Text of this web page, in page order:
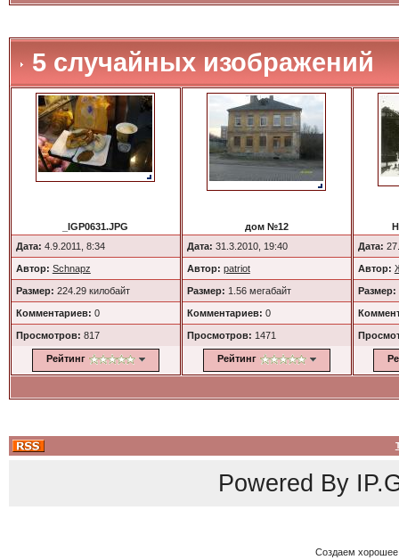
5 случайных изображений
_IGP0631.JPG
Дата: 4.9.2011, 8:34
Автор: Schnapz
Размер: 224.29 килобайт
Комментариев: 0
Просмотров: 817
Рейтинг
дом №12
Дата: 31.3.2010, 19:40
Автор: patriot
Размер: 1.56 мегабайт
Комментариев: 0
Просмотров: 1471
Рейтинг
Дата:
Автор:
Размер:
Powered By
Создаем